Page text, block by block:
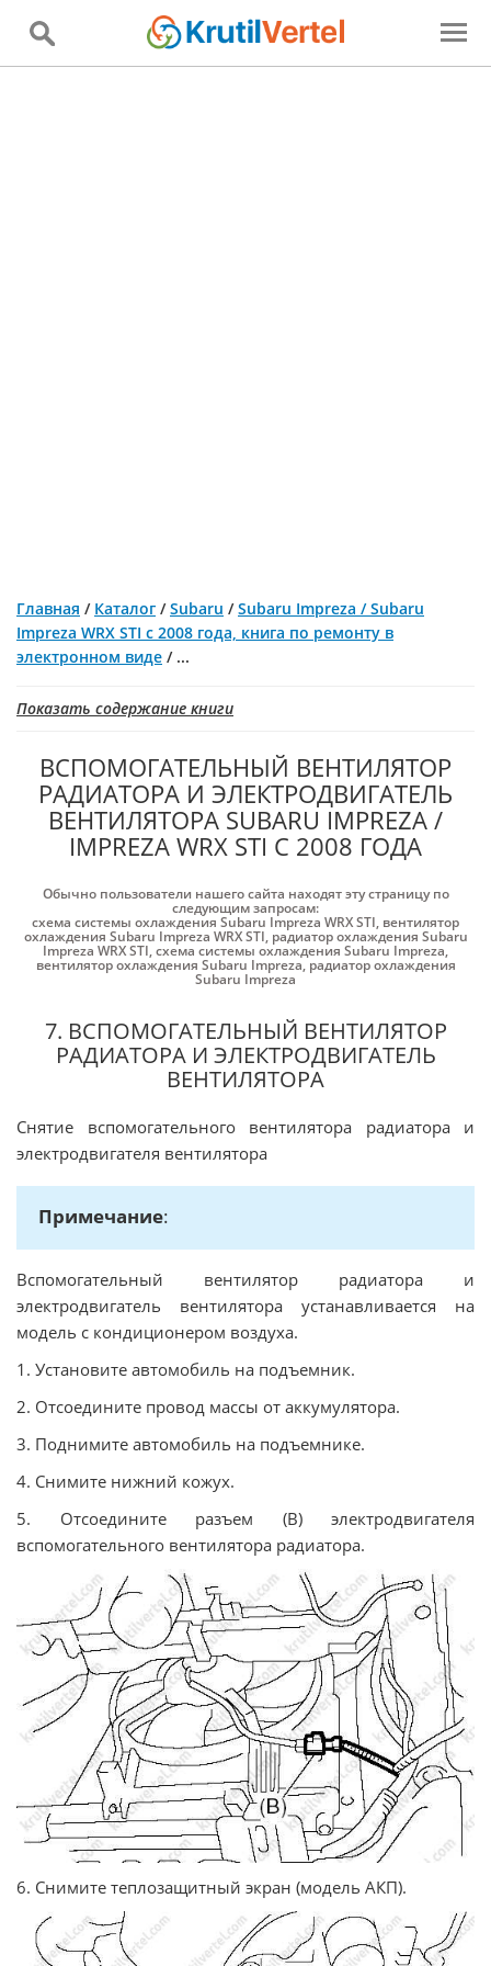
Главная / Каталог /Subaru /Subaru Impreza / Subaru
Impreza WRX STI с 2008 года, книга по ремонту в
электронном виде / ...
Показать содержание книги
ВСПОМОГАТЕЛЬНЫЙ ВЕНТИЛЯТОР
РАДИАТОРА И ЭЛЕКТРОДВИГАТЕЛЬ
ВЕНТИЛЯТОРА SUBARU IMPREZA /
IMPREZA WRX STI С 2008 ГОДА
Обычно пользователи нашего сайта находят эту страницу по
следующим запросам:
схема системы охлаждения Subaru Impreza WRX STI, вентилятор
охлаждения Subaru Impreza WRX STI, радиатор охлаждения Subaru
Impreza WRX STI,схема системы охлаждения Subaru Impreza,
вентилятор охлаждения Subaru Impreza, радиатор охлаждения
Subaru Impreza
7. ВСПОМОГАТЕЛЬНЫЙ ВЕНТИЛЯТОР
РАДИАТОРА И ЭЛЕКТРОДВИГАТЕЛЬ
ВЕНТИЛЯТОРА
Снятие вспомогательного вентилятора радиатора и
электродвигателя вентилятора
Примечание:
Вспомогательный вентилятор радиатора и
электродвигатель вентилятора устанавливается на
модель с кондиционером воздуха.
1. Установите автомобиль на подъемник.
2. Отсоедините провод массы от аккумулятора.
3. Поднимите автомобиль на подъемнике.
4. Снимите нижний кожух.
5. Отсоедините разъем (B) электродвигателя
вспомогательного вентилятора радиатора.
6. Снимите теплозащитный экран (модель АКП).